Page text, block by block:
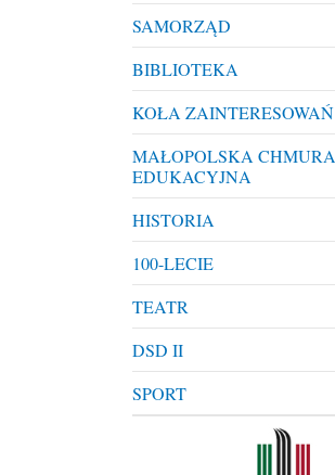
SAMORZĄD
BIBLIOTEKA
KOŁA ZAINTERESOWAŃ
MAŁOPOLSKA CHMURA
EDUKACYJNA
HISTORIA
100-LECIE
TEATR
DSD II
SPORT